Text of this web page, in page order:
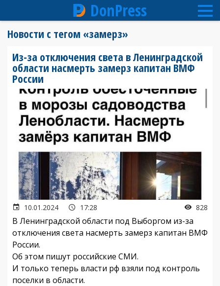
содержанию
DonPress
Новости с тегом «замерз»
Из-за отключения света в Ленинградской
области насмерть замерз капитан ВМФ
России
10.01.2024 17:28 828
В Ленинградской области под Выборгом из-за
отключения света насмерть замерз капитан ВМФ
России.
Об этом пишут российские СМИ.
И только теперь власти рф взяли под контроль
поселки в области.